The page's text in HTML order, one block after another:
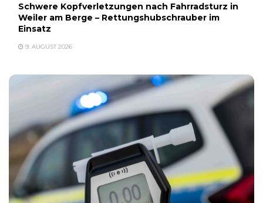
Schwere Kopfverletzungen nach Fahrradsturz in
Weiler am Berge – Rettungshubschrauber im
Einsatz
9. AUGUST 2026